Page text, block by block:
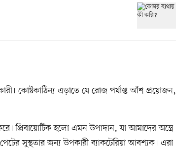
কোষ্টকাঠিন্য এড়াতে যে রোজ পর্যাপ্ত আঁশ প্রয়োজন,
প্রিবায়োটিক হলো এমন উপাদান, যা আমাদের অন্ত্রে
সুস্থতার জন্য উপকারী ব্যাকটেরিয়া আবশ্যক। এরা